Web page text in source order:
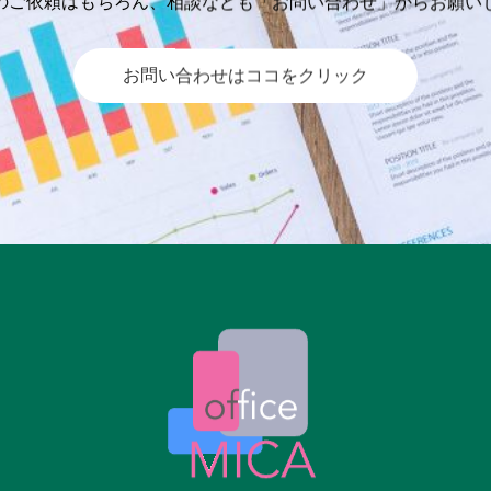
お問い合わせはココをクリック